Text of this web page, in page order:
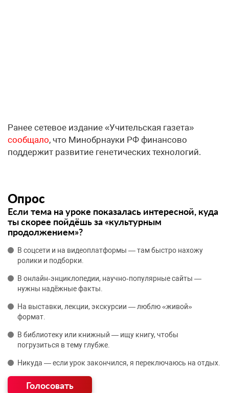
Ранее сетевое издание «Учительская газета»
сообщало, что Минобрнауки РФ финансово
поддержит развитие генетических технологий.
Опрос
Если тема на уроке показалась интересной, куда
ты скорее пойдёшь за «культурным
продолжением»?
В соцсети и на видеоплатформы — там быстро нахожу
ролики и подборки.
В онлайн‑энциклопедии, научно‑популярные сайты —
нужны надёжные факты.
На выставки, лекции, экскурсии — люблю «живой»
формат.
В библиотеку или книжный — ищу книгу, чтобы
погрузиться в тему глубже.
Никуда — если урок закончился, я переключаюсь на отдых.